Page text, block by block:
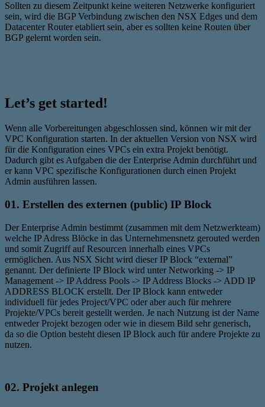
Sollten zu diesem Zeitpunkt keine weiteren Netzwerke konfiguriert
sein, wird die BGP Verbindung zwischen den NSX Edges und dem
Datacenter Router etabliert sein, aber es sollten keine Routen über
BGP gelernt worden sein.
Let’s get started!
Wenn alle Vorbereitungen abgeschlossen sind, können wir mit der
VPC Konfiguration starten. In der aktuellen Version von NSX wird
für die Konfiguration eines VPCs ein extra Projekt benötigt.
Dadurch gibt es Aufgaben die der Enterprise Admin durchführt und
er kann VPC spezifische Konfigurationen durch einen Projekt
Admin ausführen lassen.
01. Erstellen des externen (public) IP Block
Der Enterprise Admin bestimmt (zusammen mit dem Netzwerkteam)
welche IP Adress Blöcke in das Unternehmensnetz gerouted werden
und somit Zugriff auf Resourcen innerhalb eines VPCs
ermöglichen. Aus NSX Sicht wird dieser IP Block “external”
genannt. Der definierte IP Block wird unter Networking -> IP
Management -> IP Address Pools -> IP Address Blocks -> ADD IP
ADDRESS BLOCK erstellt. Der IP Block kann entweder
individuell für jedes Project/VPC oder aber auch für mehrere
Projekte/VPCs bereit gestellt werden. Je nach Nutzung ist der Name
entweder Projekt bezogen oder wie in diesem Bild sehr generisch,
da so die Option besteht diesen IP Block auch für andere Projekte zu
nutzen.
02. Projekt anlegen